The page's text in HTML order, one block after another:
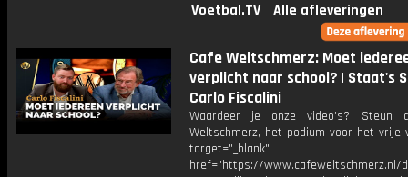
Voetbal.TV
Alle afleveringen
Cafe Weltschmerz: Moet
verplicht naar school? | Staat's
Carlo Fiscalini
Waardeer je onze video's? Steun
Weltschmerz, het podium voor het vrije
target="_blank"
href="https://www.cafeweltschmerz.nl/